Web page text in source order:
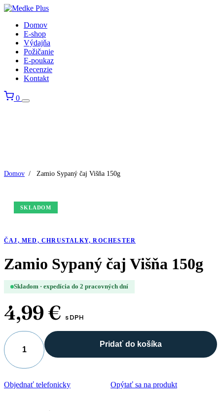
Domov
E-shop
Výdajňa
Požičanie
E-poukaz
Recenzie
Kontakt
0
Domov / Zamio Sypaný čaj Višňa 150g
SKLADOM
ČAJ, MED, CHRUSTALKY, ROCHESTER
Zamio Sypaný čaj Višňa 150g
Skladom · expedícia do 2 pracovných dní
4,99 € s DPH
množstvo
Zamio
Sypaný
čaj
Višňa
Pridať do košíka
Objednať telefonicky Opýtať sa na produkt